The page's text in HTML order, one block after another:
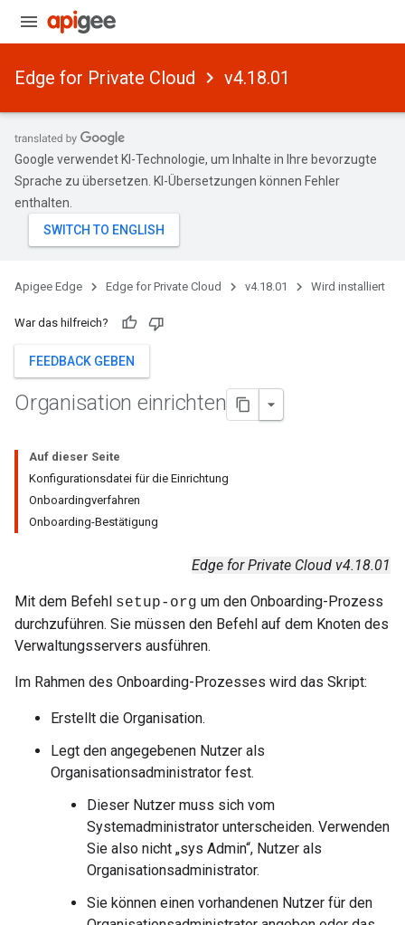
Edge for Private Cloud v4.18.01
Google verwendet KI-Technologie, um Inhalte in Ihre bevorzugte
Sprache zu übersetzen. KI-Übersetzungen können Fehler
enthalten.
Apigee Edge Edge for Private Cloud v4.18.01 Wird installiert
War das hilfreich?
FEEDBACK GEBEN
Organisation einrichten
Auf dieser Seite
Konfigurationsdatei für die Einrichtung
Onboardingverfahren
Onboarding-Bestätigung
Edge for Private Cloud v4.18.01
Mit dem Befehl setup-org um den Onboarding-Prozess
durchzuführen. Sie müssen den Befehl auf dem Knoten des
Verwaltungsservers ausführen.
Im Rahmen des Onboarding-Prozesses wird das Skript:
Erstellt die Organisation.
Legt den angegebenen Nutzer als
Organisationsadministrator fest.
Dieser Nutzer muss sich vom
Systemadministrator unterscheiden. Verwenden
Sie also nicht „sys Admin“, Nutzer als
Organisationsadministrator.
Sie können einen vorhandenen Nutzer für den